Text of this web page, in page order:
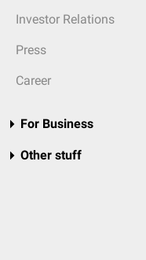
Investor Relations
Press
Career
For Business
Other stuff